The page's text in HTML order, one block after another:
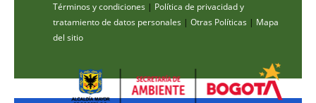
Términos y condiciones | Política de privacidad y
tratamiento de datos personales | Otras Políticas | Mapa
del sitio